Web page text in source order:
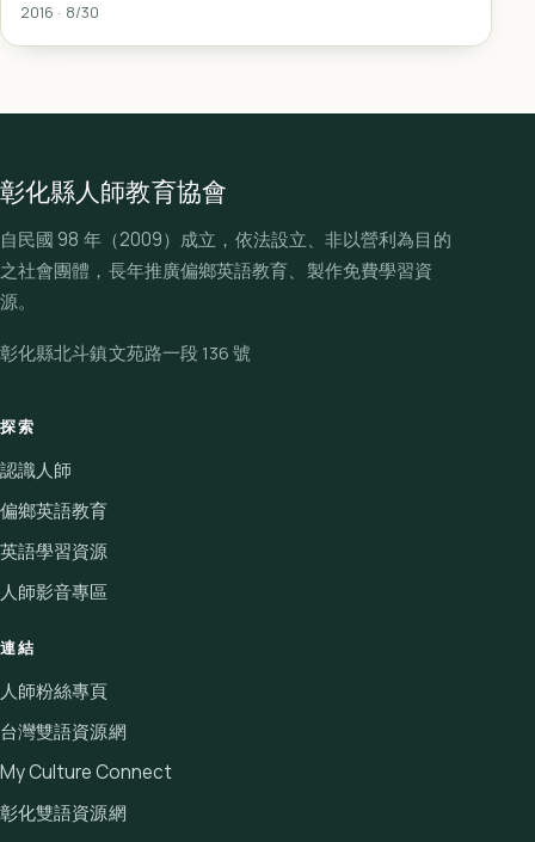
2016 · 8/30
彰化縣人師教育協會
自民國 98 年（2009）成立，依法設立、非以營利為目的
之社會團體，長年推廣偏鄉英語教育、製作免費學習資
源。
彰化縣北斗鎮文苑路一段 136 號
探索
認識人師
偏鄉英語教育
英語學習資源
人師影音專區
連結
人師粉絲專頁
台灣雙語資源網
My Culture Connect
彰化雙語資源網